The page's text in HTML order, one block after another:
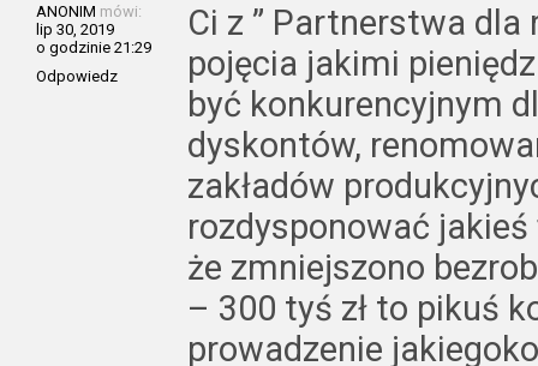
ANONIM mówi:
lip 30, 2019
o godzinie 21:29
Odpowiedz
Ci z ” Partnerstwa dla
pojęcia jakimi
być konkurencyjnym
dyskontów,
zakładów
rozdysponować
że zmniejszono
– 300 tyś zł to pikuś
prowadzenie